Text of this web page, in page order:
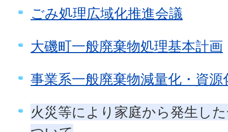
ごみ処理広域化推進会議
大磯町一般廃棄物処理基本計画
事業系一般廃棄物減量化・資源
火災等により家庭から発生し